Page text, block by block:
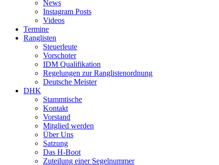
News
Instagram Posts
Videos
Termine
Ranglisten
Steuerleute
Vorschoter
IDM Qualifikation
Regelungen zur Ranglistenordnung
Deutsche Meister
DHK
Stammtische
Kontakt
Vorstand
Mitglied werden
Über Uns
Satzung
Das H-Boot
Zuteilung einer Segelnummer